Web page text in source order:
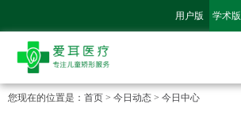
用户版 学术版
您现在的位置是： 首页 > 今日动态 > 今日中心